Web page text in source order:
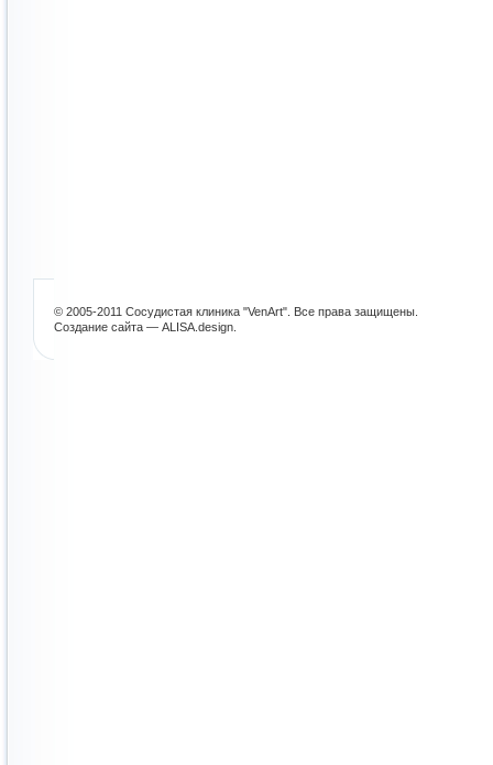
© 2005-2011 Сосудистая клиника "VenArt". Все права защищены.
Создание сайта — ALISA.design